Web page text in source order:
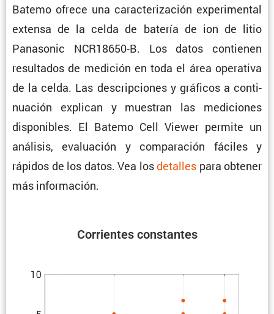
Batemo ofrece una carac­te­ri­za­ción experi­mental
extensa de la celda de batería de ion de litio
Panasonic NCR18650-B. Los datos contienen
resul­tados de medición en toda el área opera­tiva
de la celda. Las descrip­ciones y gráficos a conti­
nua­ción explican y muestran las mediciones
dispo­ni­bles. El Batemo Cell Viewer permite un
análisis, evalua­ción y compa­ra­ción fáciles y
rápidos de los datos. Vea losdetalles para obtener
más información.
Corrientes constantes